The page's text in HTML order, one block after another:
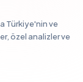
Türkiye'nin ve
özel analizler ve